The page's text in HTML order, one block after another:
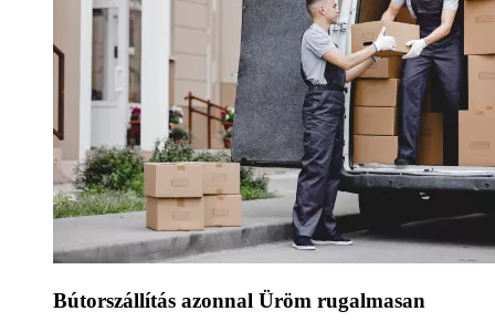
Bútorszállítás azonnal Üröm rugalmasan